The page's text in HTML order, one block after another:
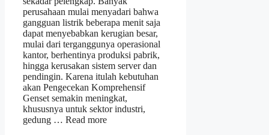
perusahaan mulai menyadari bahwa
gangguan listrik beberapa menit saja
dapat menyebabkan kerugian besar,
mulai dari terganggunya operasional
kantor, berhentinya produksi pabrik,
hingga kerusakan sistem server dan
pendingin. Karena itulah kebutuhan
akan Pengecekan Komprehensif
Genset semakin meningkat,
khususnya untuk sektor industri,
gedung … Read more